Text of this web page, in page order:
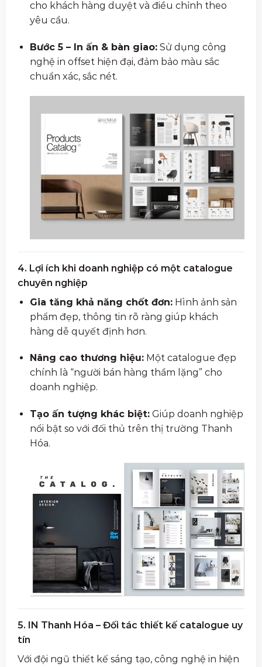
cho khách hàng duyệt và điều chỉnh theo
yêu cầu.
Bước 5 – In ấn & bàn giao:Sử dụng công
nghệ in offset hiện đại, đảm bảo màu sắc
chuẩn xác, sắc nét.
4. Lợi ích khi doanh nghiệp có một catalogue
chuyên nghiệp
Gia tăng khả năng chốt đơn:Hình ảnh sản
phẩm đẹp, thông tin rõ ràng giúp khách
hàng dễ quyết định hơn.
Nâng cao thương hiệu:Một catalogue đẹp
chính là “người bán hàng thầm lặng” cho
doanh nghiệp.
Tạo ấn tượng khác biệt:Giúp doanh nghiệp
nổi bật so với đối thủ trên thị trường Thanh
Hóa.
5. IN Thanh Hóa – Đối tác thiết kế catalogue uy
tín
Với đội ngũ thiết kế sáng tạo, công nghệ in hiện